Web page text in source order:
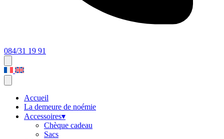
084/31 19 91
Accueil
La demeure de noémie
Accessoires▾
Chèque cadeau
Sacs